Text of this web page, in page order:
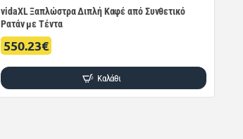
vidaXL Ξαπλώστρα Διπλή Καφέ από Συνθετικό
Ρατάν με Τέντα
550.23€
Καλάθι